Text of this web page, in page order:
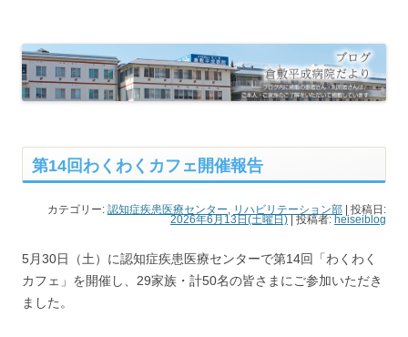
第14回わくわくカフェ開催報告
カテゴリー: 認知症疾患医療センター リハビリテーション部 | 投稿日:
2026年6月13日(土曜日)|投稿者:heiseiblog
5月30日（土）に認知症疾患医療センターで第14回「わくわく
カフェ」を開催し、29家族・計50名の皆さまにご参加いただき
ました。